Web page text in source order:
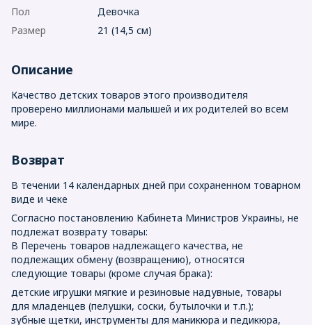
Пол
Девочка
Размер
21 (14,5 см)
Описание
Качество детских товаров этого производителя
проверено миллионами малышей и их родителей во всем
мире.
Возврат
В течении 14 календарных дней при сохраненном товарном
виде и чеке
Согласно постановлению Кабинета Министров Украины, не
подлежат возврату товары:
В Перечень товаров надлежащего качества, не
подлежащих обмену (возвращению), относятся
следующие товары (кроме случая брака):
детские игрушки мягкие и резиновые надувные, товары
для младенцев (пелушки, соски, бутылочки и т.п.);
зубные щетки, инструменты для маникюра и педикюра,